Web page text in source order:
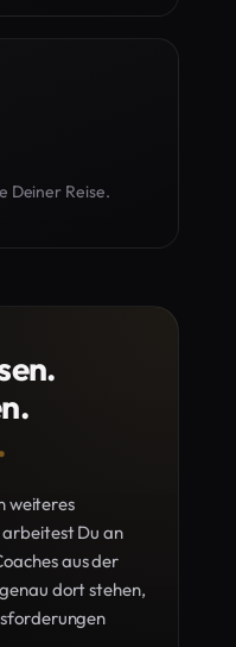
Deiner Reise.
weiteres
arbeitest Du an
aus der
dort stehen,